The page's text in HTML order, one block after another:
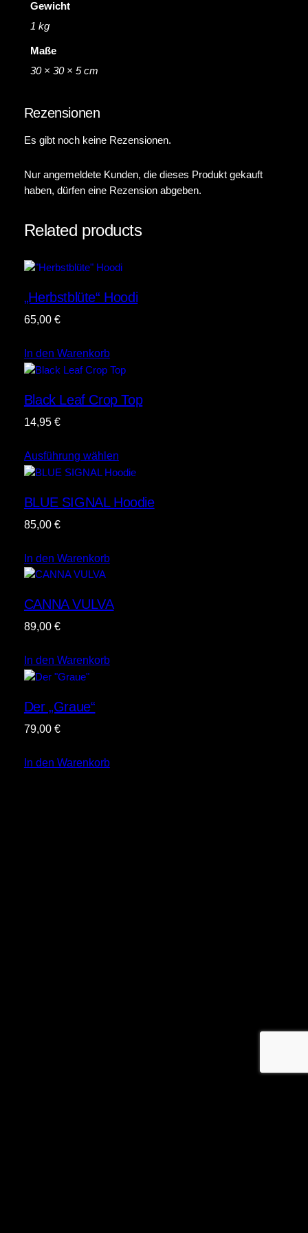
Gewicht
1 kg
Maße
30 × 30 × 5 cm
Rezensionen
Es gibt noch keine Rezensionen.
Nur angemeldete Kunden, die dieses Produkt gekauft
haben, dürfen eine Rezension abgeben.
Related products
„Herbstblüte“ Hoodi
65,00 €
In den Warenkorb
Black Leaf Crop Top
14,95 €
Ausführung wählen
BLUE SIGNAL Hoodie
85,00 €
In den Warenkorb
CANNA VULVA
89,00 €
In den Warenkorb
Der „Graue“
79,00 €
In den Warenkorb